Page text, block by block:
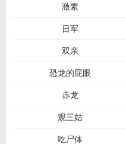
激素
日军
双亲
恐龙的屁眼
赤龙
观三姑
吃尸体